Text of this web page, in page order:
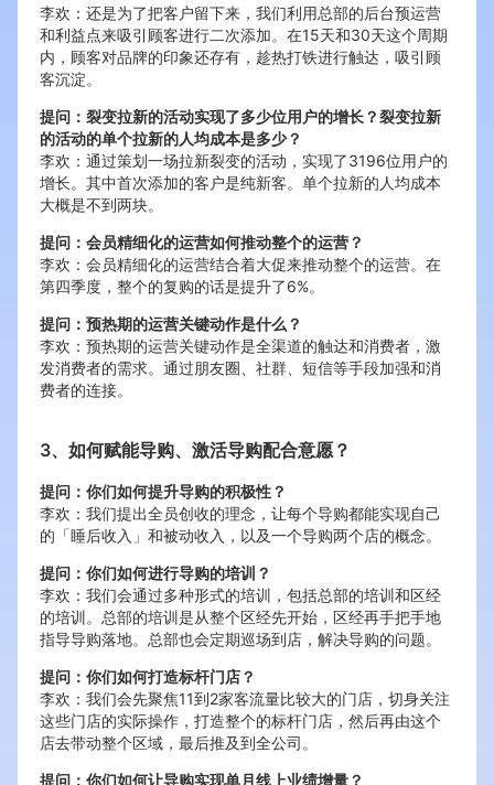
李欢：还是为了把客户留下来，我们利用总部的后台预运营
和利益点来吸引顾客进行二次添加。在15天和30天这个周期
内，顾客对品牌的印象还存有，趁热打铁进行触达，吸引顾
客沉淀。
提问：裂变拉新的活动实现了多少位用户的增长？裂变拉新
的活动的单个拉新的人均成本是多少？
李欢：通过策划一场拉新裂变的活动，实现了3196位用户的
增长。其中首次添加的客户是纯新客。单个拉新的人均成本
大概是不到两块。
提问：会员精细化的运营如何推动整个的运营？
李欢：会员精细化的运营结合着大促来推动整个的运营。在
第四季度，整个的复购的话是提升了6%。
提问：预热期的运营关键动作是什么？
李欢：预热期的运营关键动作是全渠道的触达和消费者，激
发消费者的需求。通过朋友圈、社群、短信等手段加强和消
费者的连接。
3、如何赋能导购、激活导购配合意愿？
提问：你们如何提升导购的积极性？
李欢：我们提出全员创收的理念，让每个导购都能实现自己
的「睡后收入」和被动收入，以及一个导购两个店的概念。
提问：你们如何进行导购的培训？
李欢：我们会通过多种形式的培训，包括总部的培训和区经
的培训。总部的培训是从整个区经先开始，区经再手把手地
指导导购落地。总部也会定期巡场到店，解决导购的问题。
提问：你们如何打造标杆门店？
李欢：我们会先聚焦11到2家客流量比较大的门店，切身关注
这些门店的实际操作，打造整个的标杆门店，然后再由这个
店去带动整个区域，最后推及到全公司。
提问：你们如何让导购实现单月线上业绩增量？